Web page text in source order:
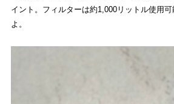
イント。フィルターは約1,000リットル使用
よ。